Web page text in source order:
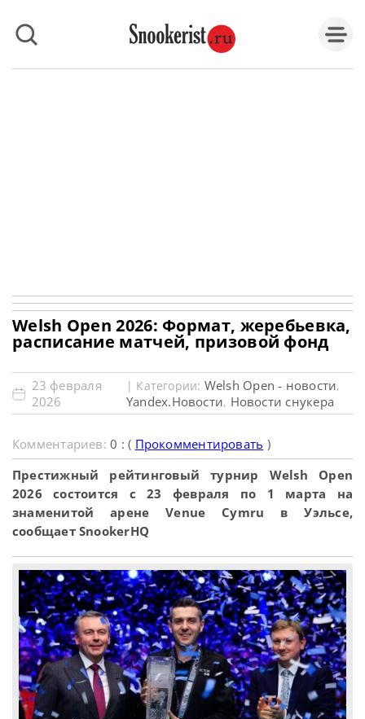
Welsh Open 2026: Формат, жеребьевка,
расписание матчей, призовой фонд
23 февраля
2026
| Категории: Welsh Open - новости,
Yandex.Новости, Новости снукера
Комментариев:0 : ( Прокомментировать )
Престижный рейтинговый турнир Welsh Open
2026 состоится с 23 февраля по 1 марта на
знаменитой арене Venue Cymru в Уэльсе,
сообщает SnookerHQ